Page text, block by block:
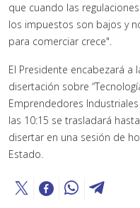
que cuando las
los impuestos son bajos y
para comerciar crece".
El Presidente encabezará a
disertación sobre
Emprendedores Industriales
las 10:15 se trasladará
disertar en una sesión de
Estado.